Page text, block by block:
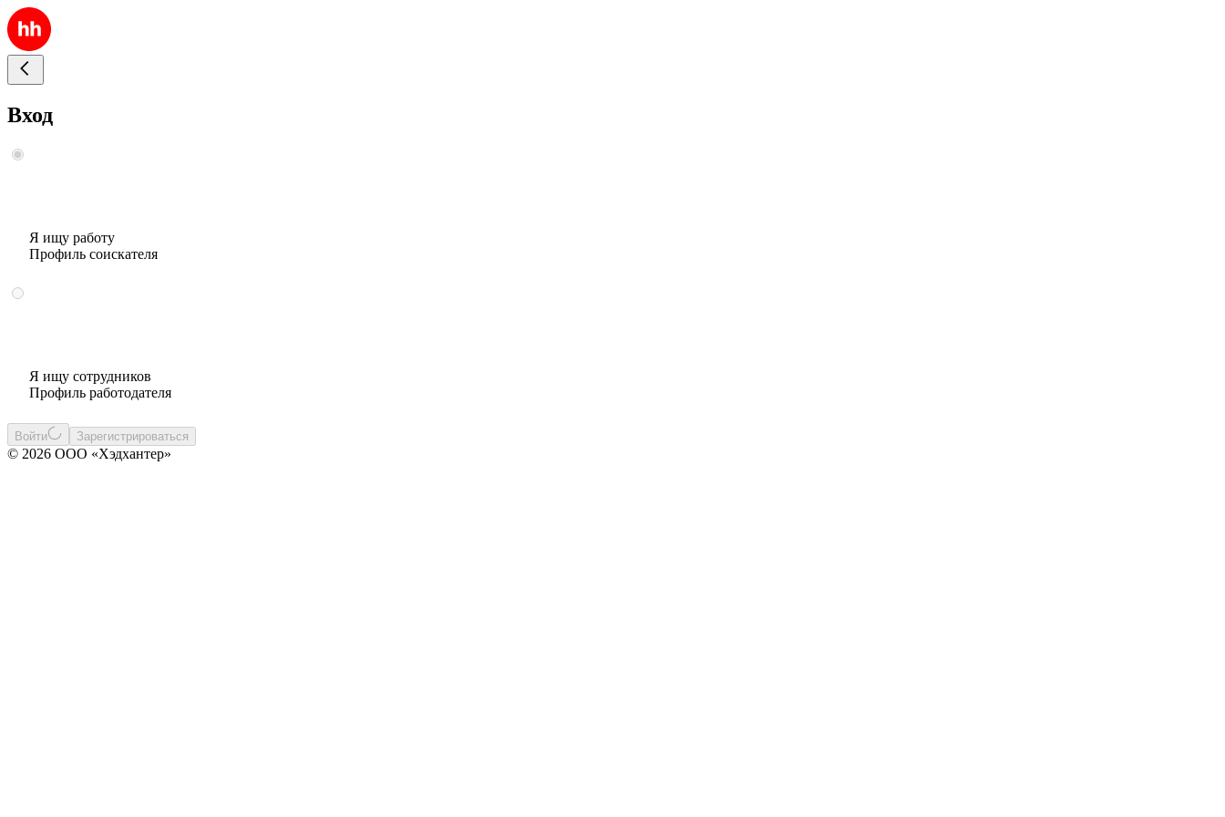
Вход
Я ищу работу
Профиль соискателя
Я ищу сотрудников
Профиль работодателя
Войти Зарегистрироваться
© 2026 ООО «Хэдхантер»